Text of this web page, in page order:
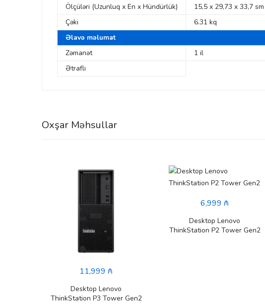
Ölçüləri (Uzunluq x En x Hündürlük)
15,5 x 29,73 x 33,7 sm
Çəki
6.31 kq
Əlavə məlumat
Zəmanət
1 il
Ətraflı
Oxşar Məhsullar
11,999 ₼
Desktop Lenovo
ThinkStation P3 Tower Gen2
6,999 ₼
Desktop Lenovo
ThinkStation P2 Tower Gen2